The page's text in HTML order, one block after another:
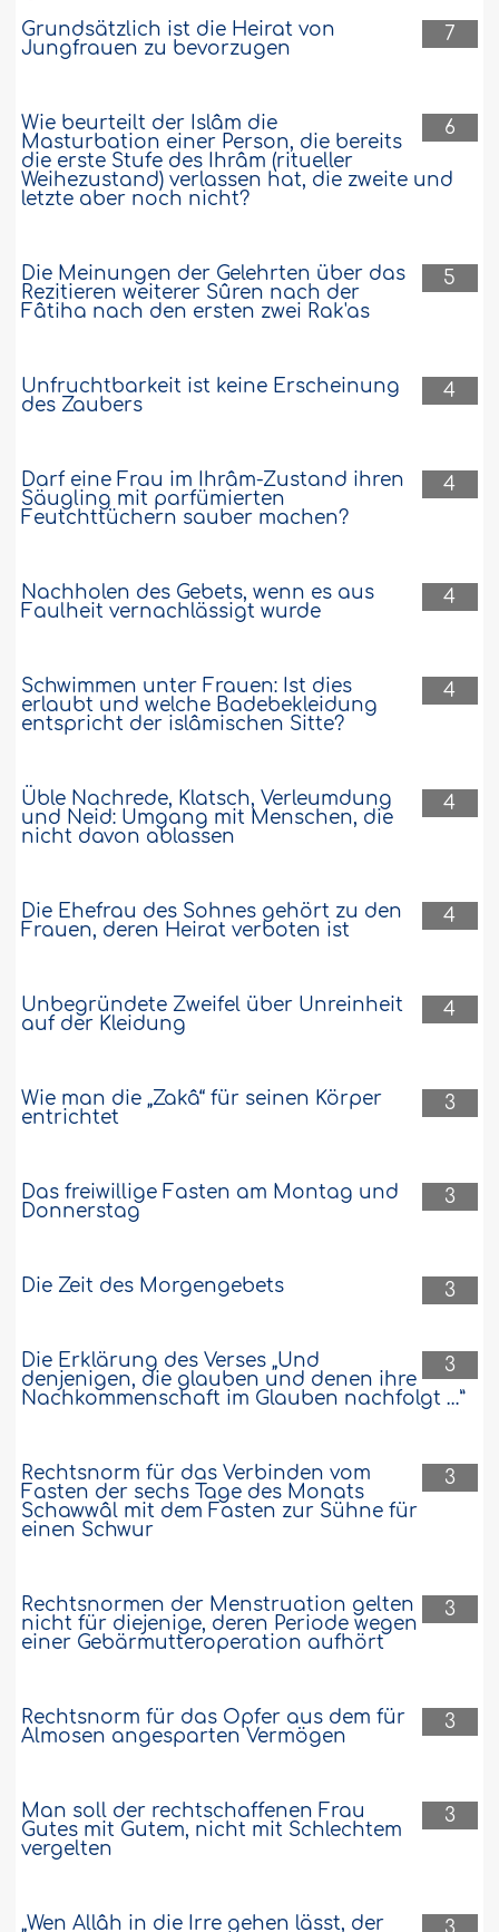
Wie lautet die Rechstnorm für jemanden,
der am Tag von Arafa im Zustand der
großen rituellen Unreinheit aufwacht,
22153 13-6-2012
Menstruation beendet ist und sie Ghusl
(Ganzkörperwaschung) verrichtet hat
geschlechtlich verkehren, obwohl sie den
Ghusl noch nicht vollzogen hat? Wenn
wegen der Menstruation oder wegen des
Geschlechtsverkehrs oder wegen
beides? Möge Allâh es Ihnen mit dem
Darf man im Zustand der rituellen
Unreinheit, in den man durch etwas
Verbotenes geraten ist, schlafen?..
17623 12-6-2012
Ich bin ein verheirateter Mann und habe
ich die Ganzkörperwaschung
vollziehen?.. Weiter
7
Grundsätzlich ist die Heirat von
Jungfrauen zu bevorzugen
6
Wie beurteilt der Islâm die
Masturbation einer Person, die bereits
die erste Stufe des Ihrâm (ritueller
Weihezustand) verlassen hat, die zweite und
letzte aber noch nicht?
5
Die Meinungen der Gelehrten über das
Rezitieren weiterer Sûren nach der
Fâtiha nach den ersten zwei Rak'as
4
Unfruchtbarkeit ist keine Erscheinung
des Zaubers
4
Darf eine Frau im Ihrâm-Zustand ihren
Säugling mit parfümierten
Feutchttüchern sauber machen?
4
Nachholen des Gebets, wenn es aus
Faulheit vernachlässigt wurde
4
Schwimmen unter Frauen: Ist dies
erlaubt und welche Badebekleidung
entspricht der islâmischen Sitte?
4
Üble Nachrede, Klatsch, Verleumdung
und Neid: Umgang mit Menschen, die
nicht davon ablassen
4
Die Ehefrau des Sohnes gehört zu den
Frauen, deren Heirat verboten ist
4
Unbegründete Zweifel über Unreinheit
auf der Kleidung
3
Wie man die „Zakâ“ für seinen Körper
entrichtet
3
Das freiwillige Fasten am Montag und
Donnerstag
3
Die Zeit des Morgengebets
3
Die Erklärung des Verses „Und
denjenigen, die glauben und denen ihre
Nachkommenschaft im Glauben nachfolgt …”
3
Rechtsnorm für das Verbinden vom
Fasten der sechs Tage des Monats
Schawwâl mit dem Fasten zur Sühne für
einen Schwur
3
Rechtsnormen der Menstruation gelten
nicht für diejenige, deren Periode wegen
einer Gebärmutteroperation aufhört
3
Rechtsnorm für das Opfer aus dem für
Almosen angesparten Vermögen
3
Man soll der rechtschaffenen Frau
Gutes mit Gutem, nicht mit Schlechtem
vergelten
„Wen Allâh in die Irre gehen lässt, der